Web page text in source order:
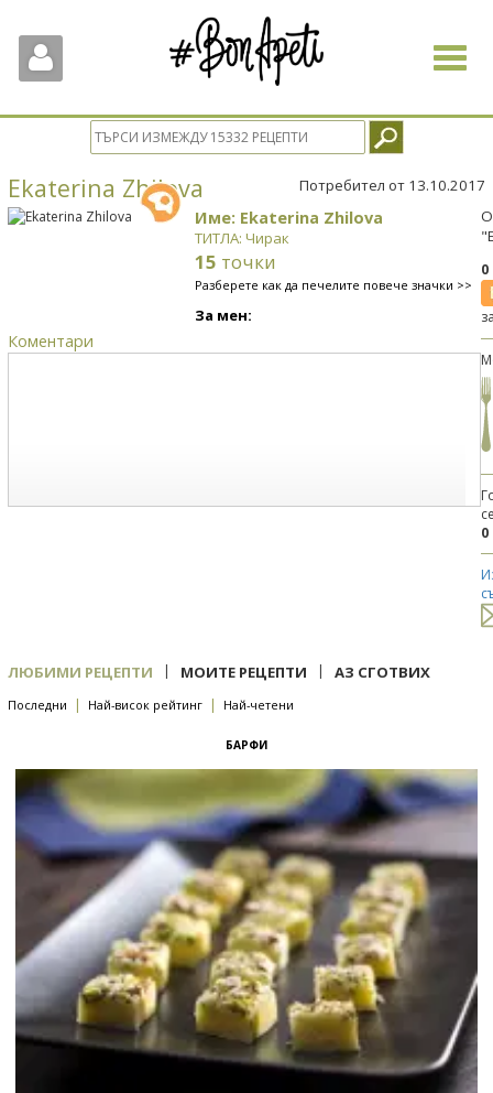
Toggle
Ekaterina Zhilova Потребител от 13.10.2017
Име: Ekaterina Zhilova
ТИТЛА: Чирак
15 точки
Разберете как да печелите повече значки >>
За мен:
Коментари
0
ЛЮБИМИ РЕЦЕПТИ | МОИТЕ РЕЦЕПТИ | АЗ СГОТВИХ
Последни | Най-висок рейтинг | Най-четени
БАРФИ